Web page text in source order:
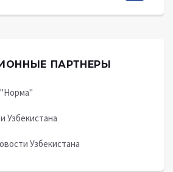
ПАРТНЕРЫ
Узбекистана
Узбекистана